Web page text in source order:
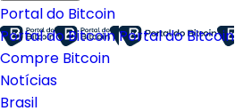
Portal do Bitcoin
Portal do BitcoinPortal do Bitcoin
Compre Bitcoin
Notícias
Brasil